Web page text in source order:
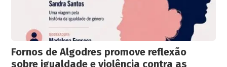
Fornos de Algodres promove reflexão
sobre igualdade e violência contra as